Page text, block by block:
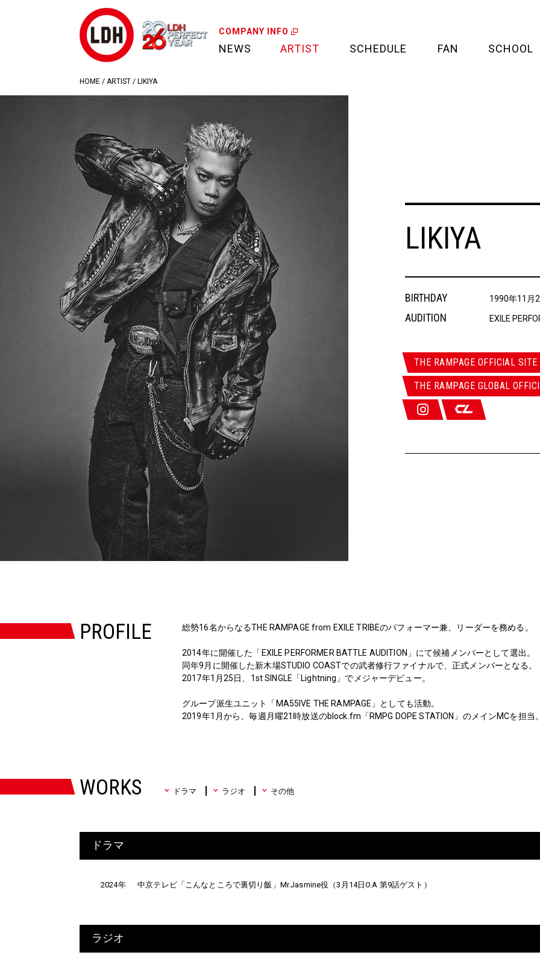
COMPANY INFO
NEWS ARTIST SCHEDULE FAN
PROJECT
SCHOOL
HOME / ARTIST / LIKIYA
LIKIYA
BIRTHDAY 1990年11月
AUDITION EXILE
THE RAMPAGE OFFICIAL SITE
THE RAMPAGE GLOBAL
PROFILE 総勢16名からなるTHE RAMPAGE from EXILE TRIBEのパフォーマー兼、リーダーを務める。
2014年に開催した「EXILE PERFORMER BATTLE AUDITION」にて候補メンバーとして選出。
同年9月に開催した新木場STUDIO COASTでの武者修行ファイナルで、正式メンバーとなる。
2017年1月25日、1st SINGLE「Lightning」でメジャーデビュー。
グループ派生ユニット「MA55IVE THE RAMPAGE」としても活動。
2019年1月から、毎週月曜21時放送のblock.fm「RMPG DOPE STATION」のメインMCを担当。
WORKS ドラマ ラジオ その他
ドラマ
2024年 中京テレビ「こんなところで裏切り飯」Mr.Jasmine役（3月14日O.A 第9話ゲスト）
ラジオ